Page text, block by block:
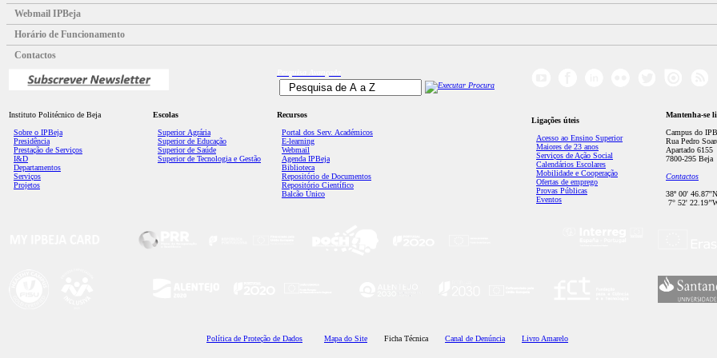
Webmail IPBeja
Horário de Funcionamento
Contactos
Instituto Politécnico de Beja
Sobre o IPBeja
Presidência
Prestação de Serviços
I&D
Departamentos
Serviços
Projetos
Escolas
Superior Agrária
Superior de Educação
Superior de Saúde
Superior de Tecnologia e Gestão
Recursos
Portal dos Serv. Académicos
E-learning
Webmail
Agenda IPBeja
Biblioteca
Repositório de Documentos
Repositório Científico
Balcão Único
Ligações úteis
Acesso ao Ensino Superior
Maiores de 23 anos
Serviços de Ação Social
Calendários Escolares
Mobilidade e Cooperação
Ofertas de emprego
Provas Públicas
Eventos
Mantenha-se
Campus do
Rua Pedro
Apartado 6155
7800-295 Beja
Contactos
38º 00' 46.87''N
7° 52'
Política de Proteção de Dados Mapa do Site Ficha Técnica Canal de Denúncia Livro Amarelo